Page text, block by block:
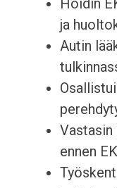
Hoidin
ja
Autin
ennen